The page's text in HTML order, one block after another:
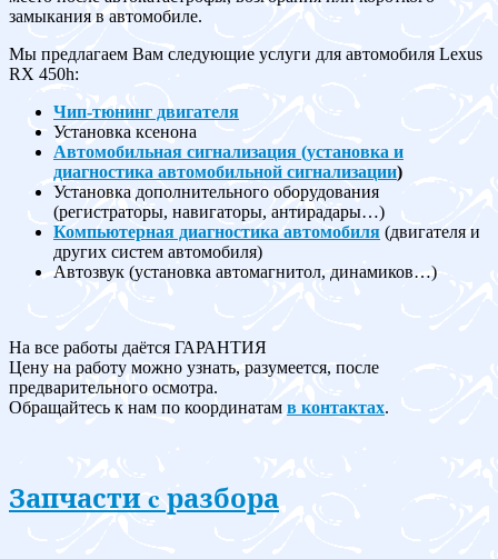
замыкания в автомобиле.
Мы предлагаем Вам следующие услуги для автомобиля Lexus
RX 450h:
Чип-тюнинг двигателя
Установка ксенона
Автомобильная сигнализация (установка и
диагностика автомобильной сигнализации)
Установка дополнительного оборудования
(регистраторы, навигаторы, антирадары…)
Компьютерная диагностика автомобиля (двигателя и
других систем автомобиля)
Автозвук (установка автомагнитол, динамиков…)
На все работы даётся ГАРАНТИЯ
Цену на работу можно узнать, разумеется, после
предварительного осмотра.
Обращайтесь к нам по координатам в контактах.
Запчасти c разбора